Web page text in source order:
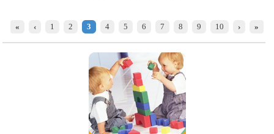
« ‹ 1 2 3 4 5 6 7 8 9 10 › »